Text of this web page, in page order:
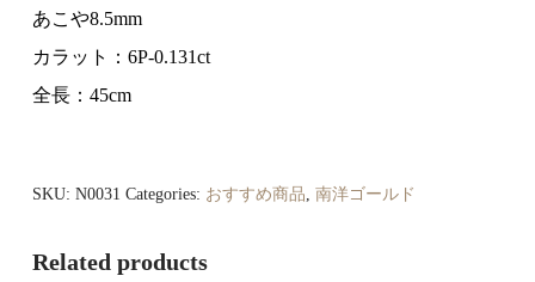
あこや8.5mm
カラット：6P-0.131ct
全長：45cm
シ
ペ
SKU:N0031 Categories: おすすめ商品,南洋ゴールド
Related products